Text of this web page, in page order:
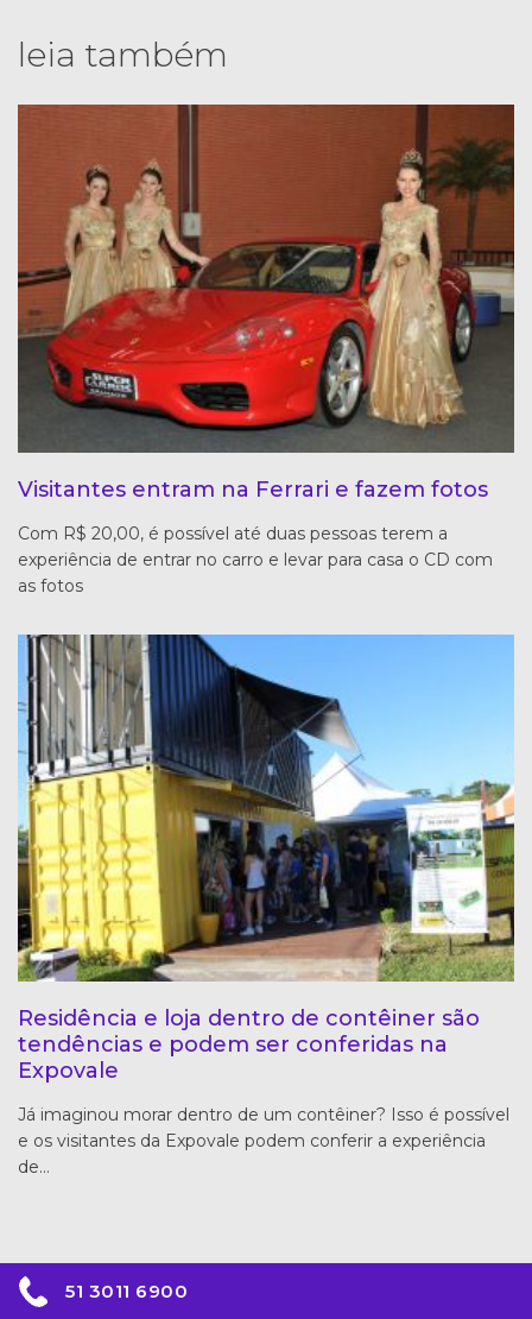
leia também
Visitantes entram na Ferrari e fazem fotos
Com R$ 20,00, é possível até duas pessoas terem a
experiência de entrar no carro e levar para casa o CD com
as fotos
Residência e loja dentro de contêiner são
tendências e podem ser conferidas na
Expovale
Já imaginou morar dentro de um contêiner? Isso é possível
e os visitantes da Expovale podem conferir a experiência
de…
51 3011 6900